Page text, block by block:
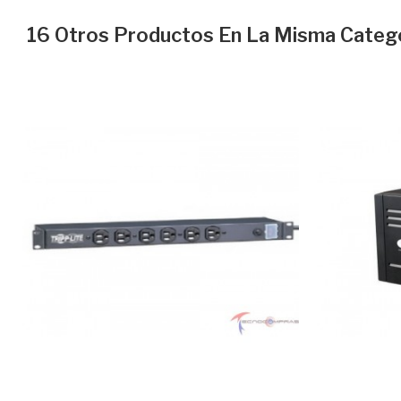
16 Otros Productos En La Misma